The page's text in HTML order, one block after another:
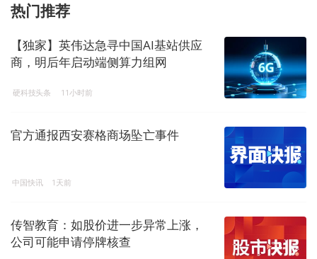
热门推荐
【独家】英伟达急寻中国AI基站供应
商，明后年启动端侧算力组网
硬科技头条 11小时前
官方通报西安赛格商场坠亡事件
中国快讯 1天前
传智教育：如股价进一步异常上涨，
公司可能申请停牌核查